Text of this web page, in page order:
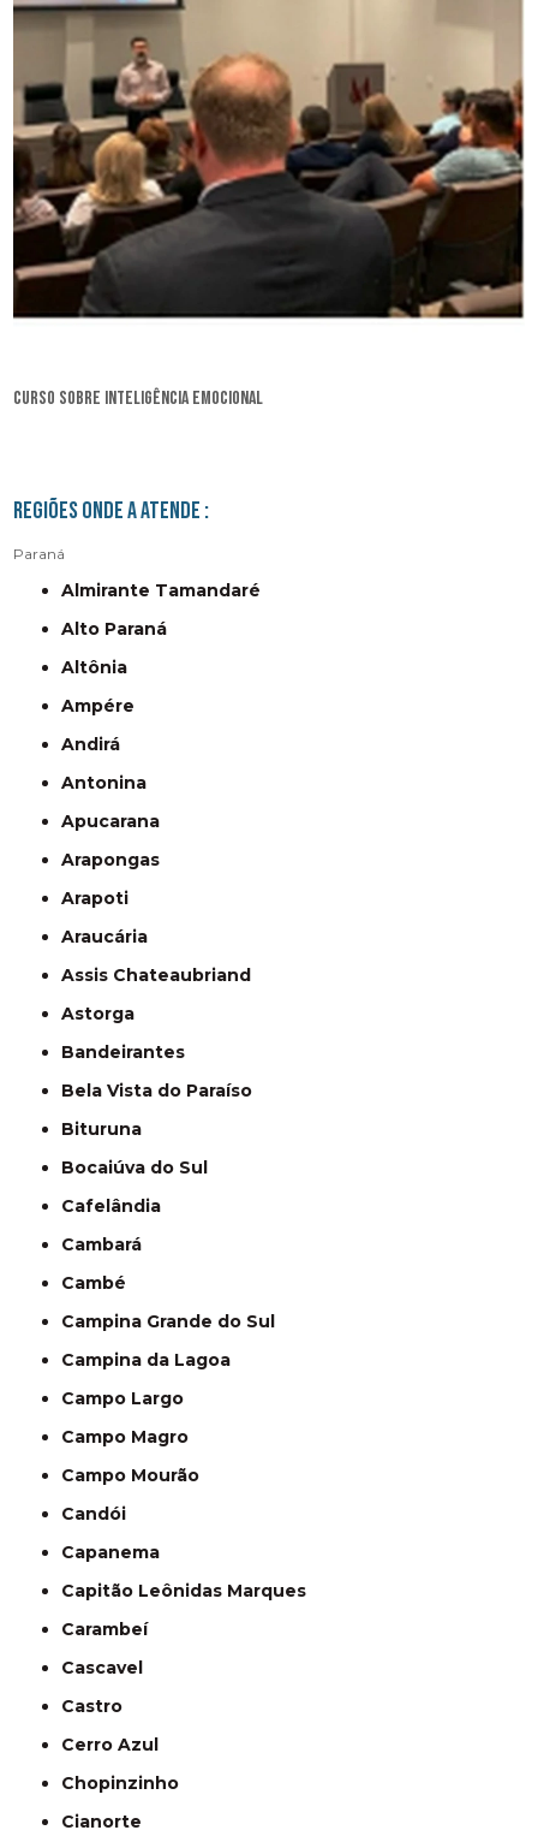
curso sobre inteligência emocional
Regiões onde a atende :
Paraná
Almirante Tamandaré
Alto Paraná
Altônia
Ampére
Andirá
Antonina
Apucarana
Arapongas
Arapoti
Araucária
Assis Chateaubriand
Astorga
Bandeirantes
Bela Vista do Paraíso
Bituruna
Bocaiúva do Sul
Cafelândia
Cambará
Cambé
Campina Grande do Sul
Campina da Lagoa
Campo Largo
Campo Magro
Campo Mourão
Candói
Capanema
Capitão Leônidas Marques
Carambeí
Cascavel
Castro
Cerro Azul
Chopinzinho
Cianorte